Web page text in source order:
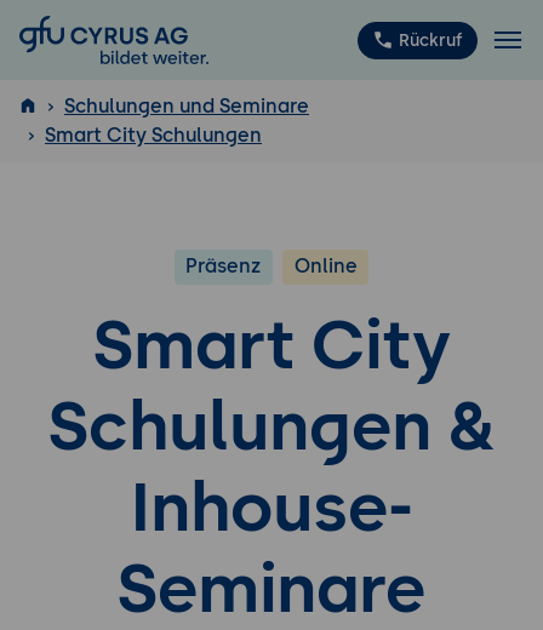
GFU Cyrus AG Rückruf
ISTQB
Schulungen und Seminare
Smart City Schulungen
Präsenz Online
Smart City
Schulungen &
Inhouse-
Seminare